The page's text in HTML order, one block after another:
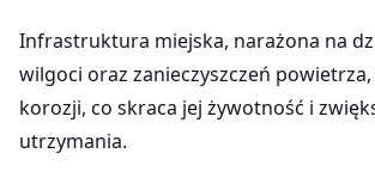
Infrastruktura miejska, narażona na
wilgoci oraz zanieczyszczeń
korozji, co skraca jej żywotność i
utrzymania.